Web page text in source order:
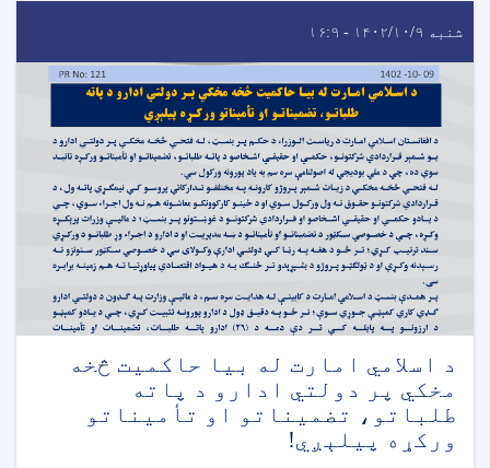
شنبه ۱۴۰۲/۱۰/۹ - ۱۶:۹
د اسلامي امارت له بیا حاکمیت څخه
مخکي پر دولتي ادارو د پاته
طلباتو، تضمیناتو او تأمیناتو
ورکړه پیلېږي!